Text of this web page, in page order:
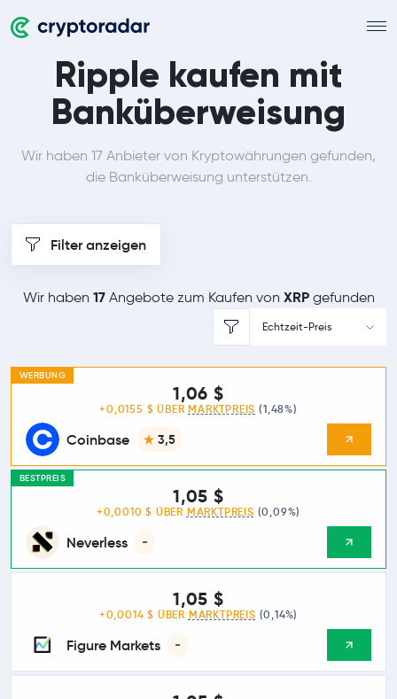
Ripple kaufen mit
Banküberweisung
Wir haben 17 Anbieter von Kryptowährungen gefunden,
die Banküberweisung unterstützen.
Filter anzeigen
Wir haben 17Angebote zum Kaufen von XRPgefunden
Echtzeit-Preis
WERBUNG
Coinbase 3,5
1,06 $
+0,0155 $ ÜBER MARKTPREIS (1,48%)
BESTPREIS
Neverless -
1,05 $
+0,0010 $ ÜBER MARKTPREIS (0,09%)
Figure Markets -
1,05 $
+0,0014 $ ÜBER MARKTPREIS (0,14%)